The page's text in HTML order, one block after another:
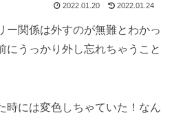
2022.01.20 2022.01.24
ー関係は外すのが無難とわかっ
にうっかり外し忘れちゃうこと
時には変色しちゃていた！なん